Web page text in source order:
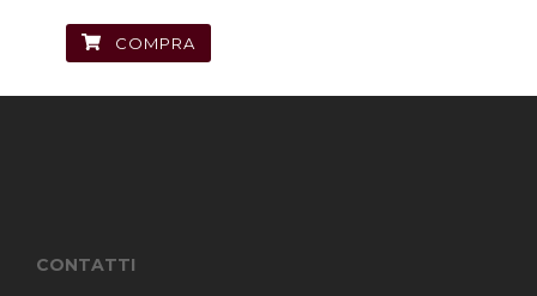
COMPRA
CONTATTI